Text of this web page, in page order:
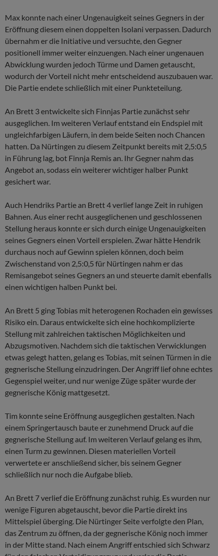
Max konnte nach einer Ungenauigkeit seines Gegners in der
Eröffnung diesem einen doppelten Isolani verpassen. Dadurch
übernahm er die Initiative und versuchte, den Gegner
positionell immer weiter einzuengen. Nach einer ungenauen
Abwicklung wurden jedoch Türme und Damen getauscht,
wodurch der Vorteil nicht mehr entscheidend auszubauen war.
Die Partie endete schließlich mit einer Punkteteilung.
An Brett 3 entwickelte sich Finnjas Partie zunächst sehr
ausgeglichen. Im weiteren Verlauf entstand ein Endspiel mit
ungleichfarbigen Läufern, in dem beide Seiten noch Chancen
hatten. Da Nürtingen zu diesem Zeitpunkt bereits mit 2,5:0,5
in Führung lag, bot Finnja Remis an. Ihr Gegner nahm das
Angebot an, sodass ein weiterer wichtiger halber Punkt
gesichert war.
Auch Hendriks Partie an Brett 4 verlief lange Zeit in ruhigen
Bahnen. Aus einer recht ausgeglichenen und geschlossenen
Stellung heraus konnte er sich durch einige Ungenauigkeiten
seines Gegners einen Vorteil erspielen. Zwar hätte Hendrik
durchaus noch auf Gewinn spielen können, doch beim
Zwischenstand von 2,5:0,5 für Nürtingen nahm er das
Remisangebot seines Gegners an und steuerte damit ebenfalls
einen wichtigen halben Punkt bei.
An Brett 5 ging Tobias mit heterogenen Rochaden ein gewisses
Risiko ein. Daraus entwickelte sich eine hochkomplizierte
Stellung mit zahlreichen taktischen Möglichkeiten und
Abzugsmotiven. Nachdem sich die taktischen Verwicklungen
etwas gelegt hatten, gelang es Tobias, mit seinen Türmen in die
gegnerische Stellung einzudringen. Der Angriff lief ohne echtes
Gegenspiel weiter, und nur wenige Züge später wurde der
gegnerische König mattgesetzt.
Tim konnte seine Eröffnung ausgeglichen gestalten. Nach
einem Springertausch baute er zunehmend Druck auf die
gegnerische Stellung auf. Im weiteren Verlauf gelang es ihm,
einen Turm zu gewinnen. Diesen materiellen Vorteil
verwertete er anschließend sicher, bis seinem Gegner
schließlich nur noch die Aufgabe blieb.
An Brett 7 verlief die Eröffnung zunächst ruhig. Es wurden nur
wenige Figuren abgetauscht, bevor die Partie direkt ins
Mittelspiel überging. Die Nürtinger Seite verfolgte den Plan,
das Zentrum zu öffnen, da der gegnerische König noch immer
in der Mitte stand. Nach einem Angriff entschied sich Schwarz